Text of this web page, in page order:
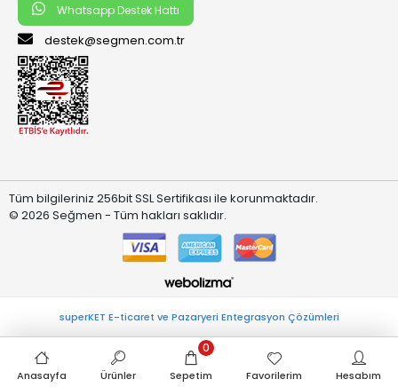
Whatsapp Destek Hattı
destek@segmen.com.tr
Tüm bilgileriniz 256bit SSL Sertifikası ile korunmaktadır.
© 2026 Seğmen - Tüm hakları saklıdır.
Anasayfa Ürünler Sepetim
0
Favorilerim Hesabım
superKET E-ticaret ve Pazaryeri Entegrasyon Çözümleri